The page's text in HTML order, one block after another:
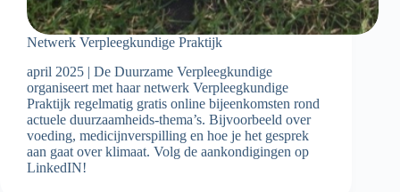
Netwerk Verpleegkundige Praktijk
april 2025 | De Duurzame Verpleegkundige
organiseert met haar netwerk Verpleegkundige
Praktijk regelmatig gratis online bijeenkomsten rond
actuele duurzaamheids-thema’s. Bijvoorbeeld over
voeding, medicijnverspilling en hoe je het gesprek
aan gaat over klimaat. Volg de aankondigingen op
LinkedIN!